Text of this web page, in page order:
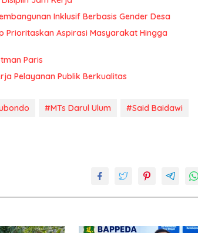
Inklusif Berbasis Gender Desa
Prioritaskan Aspirasi Masyarakat Hingga
Paris
Pelayanan Publik Berkualitas
#MTs Darul Ulum
#Said Baidawi